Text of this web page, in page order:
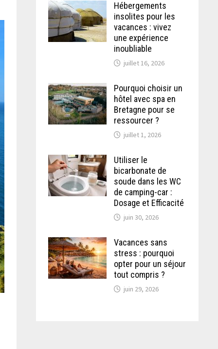
Hébergements
insolites pour les
vacances : vivez
une expérience
inoubliable
juillet 16, 2026
Pourquoi choisir un
hôtel avec spa en
Bretagne pour se
ressourcer ?
juillet 1, 2026
Utiliser le
bicarbonate de
soude dans les WC
de camping-car :
Dosage et Efficacité
juin 30, 2026
Vacances sans
stress : pourquoi
opter pour un séjour
tout compris ?
juin 29, 2026